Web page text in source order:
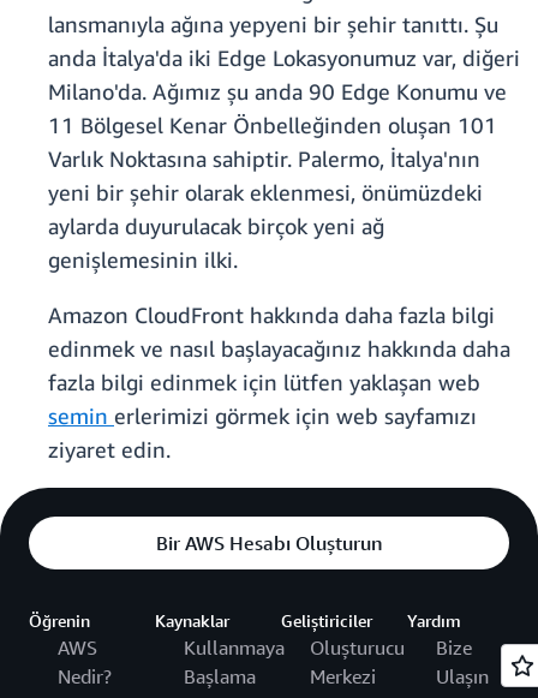
lansmanıyla ağına yepyeni bir şehir tanıttı. Şu
anda İtalya'da iki Edge Lokasyonumuz var, diğeri
Milano'da. Ağımız şu anda 90 Edge Konumu ve
11 Bölgesel Kenar Önbelleğinden oluşan 101
Varlık Noktasına sahiptir. Palermo, İtalya'nın
yeni bir şehir olarak eklenmesi, önümüzdeki
aylarda duyurulacak birçok yeni ağ
genişlemesinin ilki.
Amazon CloudFront hakkında daha fazla bilgi
edinmek ve nasıl başlayacağınız hakkında daha
fazla bilgi edinmek için lütfen yaklaşan web
semin erlerimizi görmek için web sayfamızı
ziyaret edin.
Bir AWS Hesabı Oluşturun
Öğrenin
AWS
Nedir?
Kaynaklar
Kullanmaya
Başlama
Geliştiriciler
Oluşturucu
Merkezi
Yardım
Bize
Ulaşın